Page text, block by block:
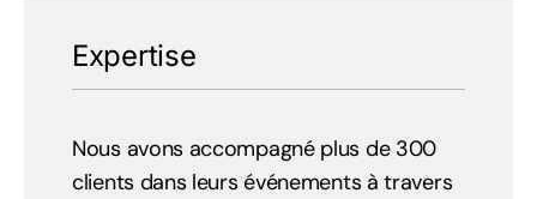
Expertise
Nous avons accompagné plus de 300
clients dans leurs événements à travers